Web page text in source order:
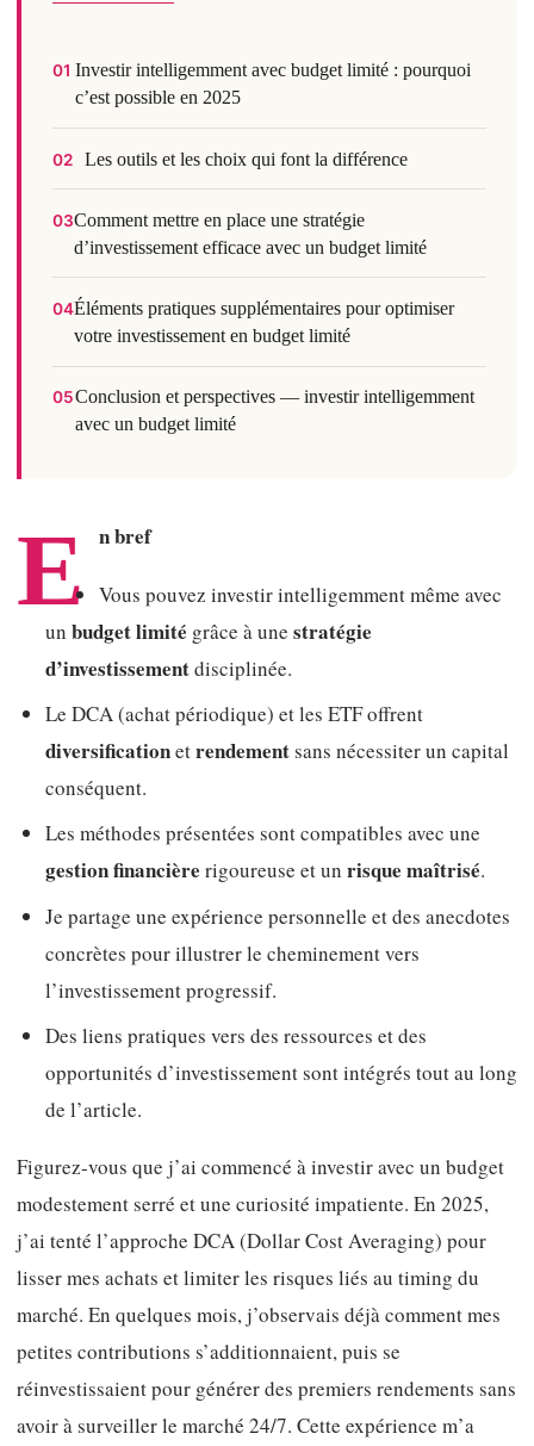
01 Investir intelligemment avec budget limité : pourquoi
c’est possible en 2025
02 Les outils et les choix qui font la différence
03Comment mettre en place une stratégie
d’investissement efficace avec un budget limité
04Éléments pratiques supplémentaires pour optimiser
votre investissement en budget limité
05Conclusion et perspectives — investir intelligemment
avec un budget limité
E n bref
Vous pouvez investir intelligemment même avec
un budget limité grâce à une stratégie
d’investissementdisciplinée.
Le DCA (achat périodique) et les ETF offrent
diversificationetrendementsans nécessiter un capital
conséquent.
Les méthodes présentées sont compatibles avec une
gestion financière rigoureuse et un risque maîtrisé.
Je partage une expérience personnelle et des anecdotes
concrètes pour illustrer le cheminement vers
l’investissement progressif.
Des liens pratiques vers des ressources et des
opportunités d’investissement sont intégrés tout au long
de l’article.
Figurez-vous que j’ai commencé à investir avec un budget
modestement serré et une curiosité impatiente. En 2025,
j’ai tenté l’approche DCA (Dollar Cost Averaging) pour
lisser mes achats et limiter les risques liés au timing du
marché. En quelques mois, j’observais déjà comment mes
petites contributions s’additionnaient, puis se
réinvestissaient pour générer des premiers rendements sans
avoir à surveiller le marché 24/7. Cette expérience m’a